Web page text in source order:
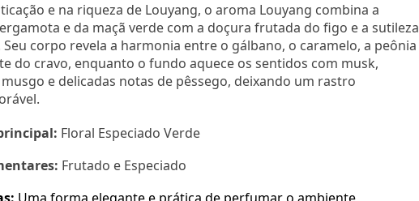
e na riqueza de Louyang, o aroma Louyang combina a
e da maçã verde com a doçura frutada do figo e a sutileza
Seu corpo revela a harmonia entre o gálbano, o caramelo, a peônia
do cravo, enquanto o fundo aquece os sentidos com musk,
e delicadas notas de pêssego, deixando um rastro
Floral Especiado Verde
Frutado e Especiado